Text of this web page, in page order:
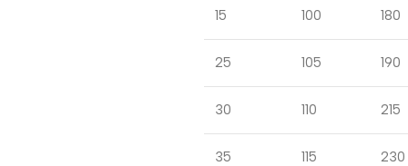
15 100 180
25 105 190
30 110 215
35 115 230